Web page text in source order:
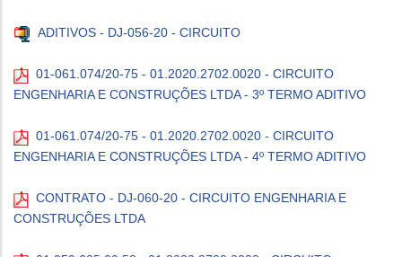
ADITIVOS - DJ-056-20 - CIRCUITO
01-061.074/20-75 - 01.2020.2702.0020 - CIRCUITO
ENGENHARIA E CONSTRUÇÕES LTDA - 3º TERMO ADITIVO
01-061.074/20-75 - 01.2020.2702.0020 - CIRCUITO
ENGENHARIA E CONSTRUÇÕES LTDA - 4º TERMO ADITIVO
CONTRATO - DJ-060-20 - CIRCUITO ENGENHARIA E
CONSTRUÇÕES LTDA